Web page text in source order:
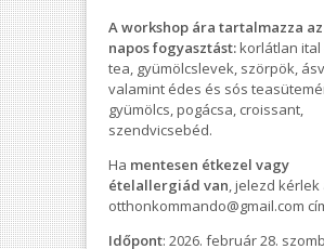
A workshop ára tartalmazza
napos fogyasztást:korlátlan ital
tea, gyümölcslevek, szörpök,
valamint édes és sós
gyümölcs, pogácsa, croissant,
szendvicsebéd.
Ha mentesen étkezel vagy
ételallergiád van, jelezd kérlek
otthonkommando@gmail.com
Időpont: 2026. február 28.